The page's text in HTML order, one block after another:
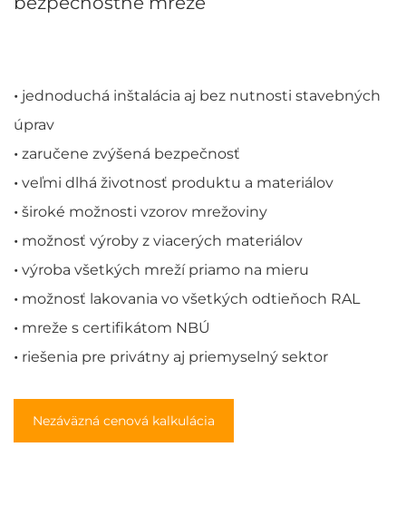
• jednoduchá inštalácia aj bez nutnosti stavebných
úprav
• zaručene zvýšená bezpečnosť
• veľmi dlhá životnosť produktu a materiálov
• široké možnosti vzorov mrežoviny
• možnosť výroby z viacerých materiálov
• výroba všetkých mreží priamo na mieru
• možnosť lakovania vo všetkých odtieňoch RAL
• mreže s certifikátom NBÚ
• riešenia pre privátny aj priemyselný sektor
Nezáväzná cenová kalkulácia